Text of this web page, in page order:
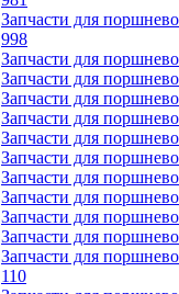
Запчасти для
998
Запчасти для
Запчасти для
Запчасти для
Запчасти для
Запчасти для
Запчасти для
Запчасти для
Запчасти для
Запчасти для
Запчасти для
Запчасти для
110